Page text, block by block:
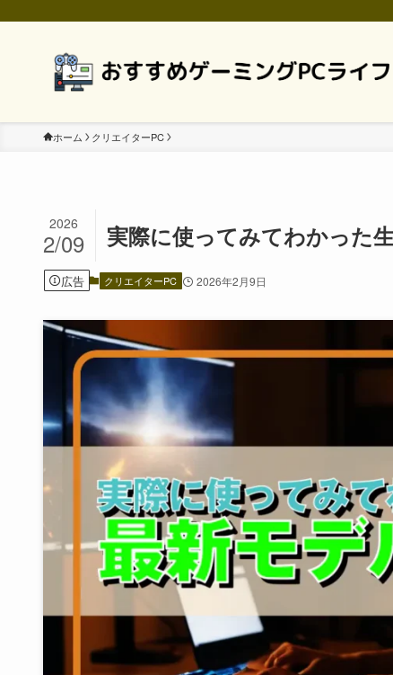
ホーム クリエイターPC
実際に使ってみてわかった
2026
2/09
広告 クリエイターPC 2026年2月9日